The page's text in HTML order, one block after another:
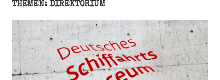
THEMEN: DIREKTORIUM